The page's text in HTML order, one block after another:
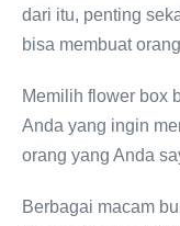
dari itu, penting
bisa membuat
Memilih flower box
Anda yang ingin
orang yang Anda
Berbagai macam